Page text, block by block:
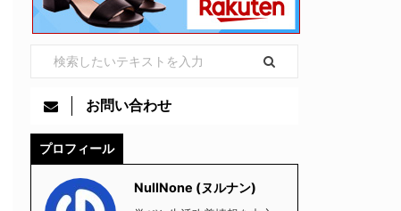
お問い合わせ
プロフィール
NullNone (ヌルナン)